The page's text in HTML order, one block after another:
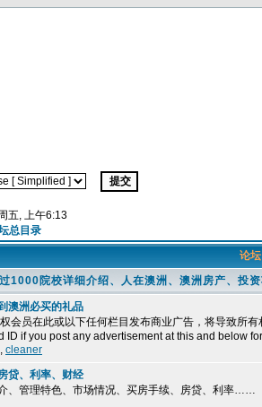
五, 上午6:13
总目录
论
1000院校详细介绍、人在澳洲、澳洲房产、
洲必买的礼品
会员在此或以下任何栏目发布商业广告，将导致所
ID if you post any advertisement at this and below
, cleaner
贷、利率、财经
、管理特色、市场情况、买房手续、房贷、利率……